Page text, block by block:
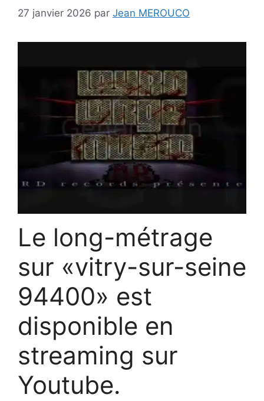
27 janvier 2026 par Jean MEROUCO
Le long-métrage
sur «vitry-sur-seine
94400» est
disponible en
streaming sur
Youtube.